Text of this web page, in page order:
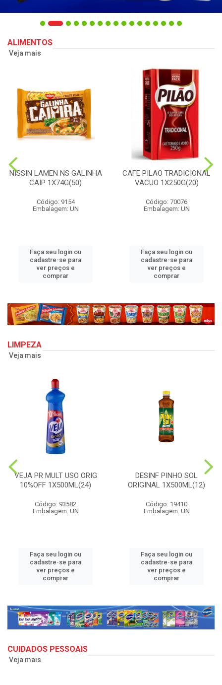
ALIMENTOS
Veja mais
NISSIN LAMEN NS GALINHA
CAIP 1X74G(50)
Código: 9154
Embalagem: UN
Faça seu login ou
cadastre-se para
ver preços e
comprar
CAFE PILAO TRADICIONAL
VACUO 1X250G(20)
Código: 70076
Embalagem: UN
Faça seu login ou
cadastre-se para
ver preços e
comprar
LIMPEZA
Veja mais
VEJA PR MULT USO ORIG
10%OFF 1X500ML(24)
Código: 93582
Embalagem: UN
Faça seu login ou
cadastre-se para
ver preços e
comprar
DESINF PINHO SOL
ORIGINAL 1X500ML(12)
Código: 19410
Embalagem: UN
Faça seu login ou
cadastre-se para
ver preços e
comprar
CUIDADOS PESSOAIS
Veja mais